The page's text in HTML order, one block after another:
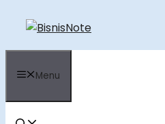
content
Menu